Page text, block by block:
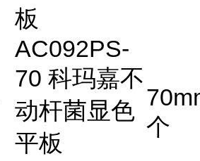
板
AC092PS-
70 科玛嘉不
动杆菌显色
平板
个